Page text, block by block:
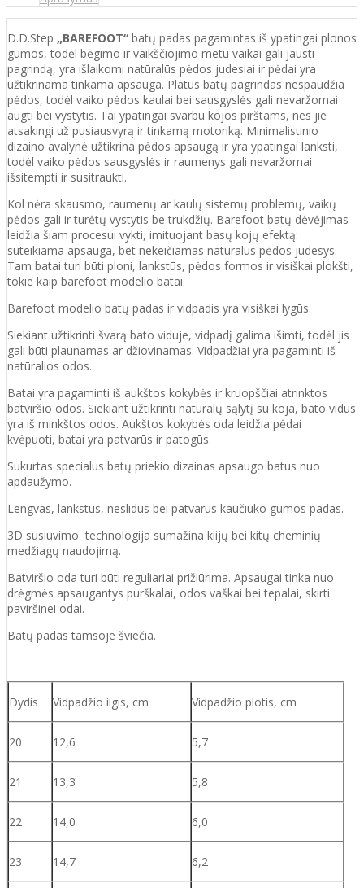
D.D.Step „BAREFOOT“ batų padas pagamintas iš ypatingai plonos
gumos, todėl bėgimo ir vaikščiojimo metu vaikai gali jausti
pagrindą, yra išlaikomi natūralūs pėdos judesiai ir pėdai yra
užtikrinama tinkama apsauga. Platus batų pagrindas nespaudžia
pėdos, todėl vaiko pėdos kaulai bei sausgyslės gali nevaržomai
augti bei vystytis. Tai ypatingai svarbu kojos pirštams, nes jie
atsakingi už pusiausvyrą ir tinkamą motoriką. Minimalistinio
dizaino avalynė užtikrina pėdos apsaugą ir yra ypatingai lanksti,
todėl vaiko pėdos sausgyslės ir raumenys gali nevaržomai
išsitempti ir susitraukti.
Kol nėra skausmo, raumenų ar kaulų sistemų problemų, vaikų
pėdos gali ir turėtų vystytis be trukdžių. Barefoot batų dėvėjimas
leidžia šiam procesui vykti, imituojant basų kojų efektą:
suteikiama apsauga, bet nekeičiamas natūralus pėdos judesys.
Tam batai turi būti ploni, lankstūs, pėdos formos ir visiškai plokšti,
tokie kaip barefoot modelio batai.
Barefoot modelio batų padas ir vidpadis yra visiškai lygūs.
Siekiant užtikrinti švarą bato viduje, vidpadį galima išimti, todėl jis
gali būti plaunamas ar džiovinamas. Vidpadžiai yra pagaminti iš
natūralios odos.
Batai yra pagaminti iš aukštos kokybės ir kruopščiai atrinktos
batviršio odos. Siekiant užtikrinti natūralų sąlytį su koja, bato vidus
yra iš minkštos odos. Aukštos kokybės oda leidžia pėdai
kvėpuoti, batai yra patvarūs ir patogūs.
Sukurtas specialus batų priekio dizainas apsaugo batus nuo
apdaužymo.
Lengvas, lankstus, neslidus bei patvarus kaučiuko gumos padas.
3D susiuvimo technologija sumažina klijų bei kitų cheminių
medžiagų naudojimą.
Batviršio oda turi būti reguliariai prižiūrima. Apsaugai tinka nuo
drėgmės apsaugantys purškalai, odos vaškai bei tepalai, skirti
paviršinei odai.
Batų padas tamsoje šviečia.
Dydis Vidpadžio ilgis, cm Vidpadžio plotis, cm
20 12,6 5,7
21 13,3 5,8
22 14,0 6,0
23 14,7 6,2